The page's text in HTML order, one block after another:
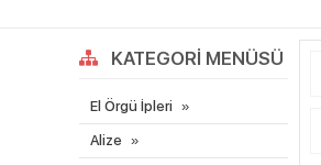
KATEGORI MENÜSÜ
El Örgü İpleri
Alize